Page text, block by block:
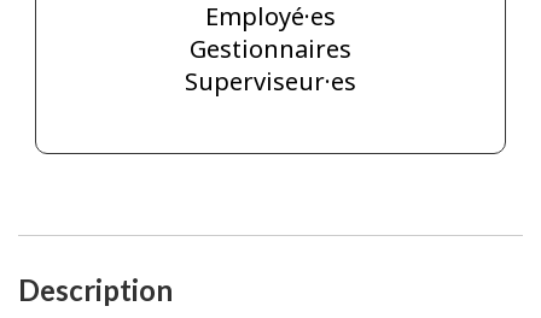
Employé·es
Gestionnaires
Superviseur·es
Description